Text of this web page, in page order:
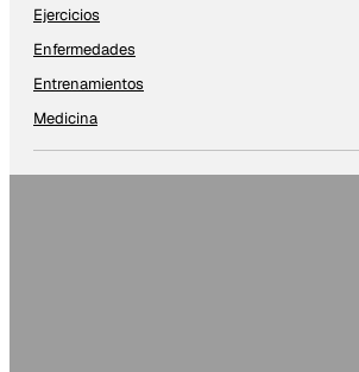
Ejercicios
Enfermedades
Entrenamientos
Medicina